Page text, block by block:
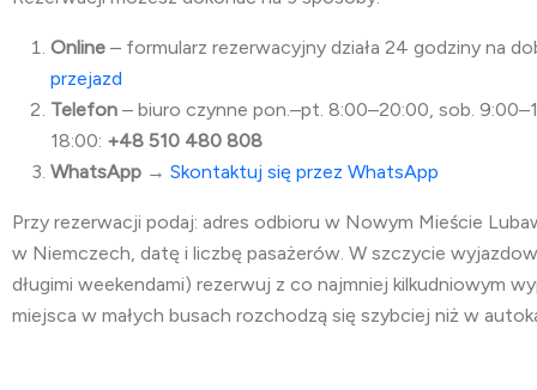
Online – formularz rezerwacyjny działa 24 godziny na
przejazd
Telefon – biuro czynne pon.–pt. 8:00–20:00, sob.
18:00: +48 510 480 808
WhatsApp → Skontaktuj się przez WhatsApp
Przy rezerwacji podaj: adres odbioru w Nowym Mieście
w Niemczech, datę i liczbę pasażerów. W szczycie
długimi weekendami) rezerwuj z co najmniej kilkudniowym
miejsca w małych busach rozchodzą się szybciej niż w